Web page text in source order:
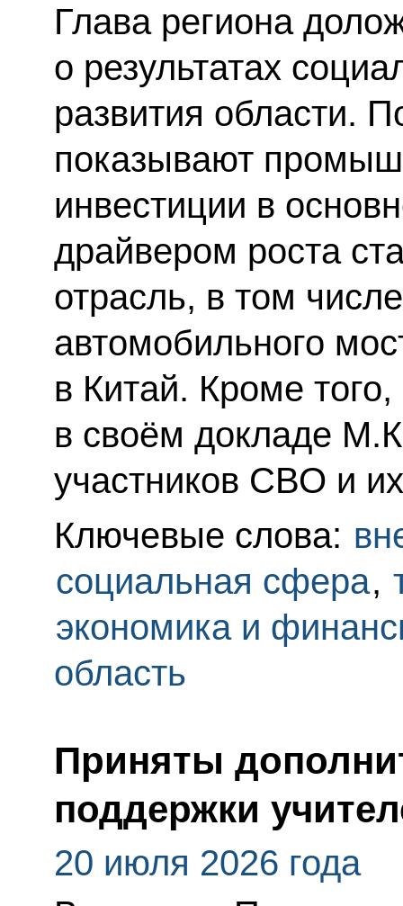
Глава региона
о результатах
развития области.
показывают
инвестиции в
драйвером роста
отрасль, в том
автомобильного
в Китай. Кроме
в своём докладе
участников СВО и
Ключевые слова:
социальная сфера,
экономика и
область
Приняты
поддержки
20 июля 2026 года